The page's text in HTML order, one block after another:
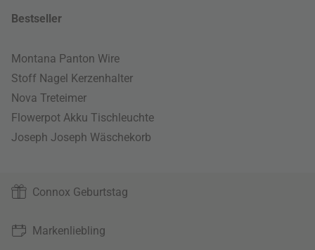
Bestseller
Montana Panton Wire
Stoff Nagel Kerzenhalter
Nova Treteimer
Flowerpot Akku Tischleuchte
Joseph Joseph Wäschekorb
Connox Geburtstag
Markenliebling